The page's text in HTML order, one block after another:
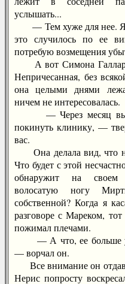
услышать...
— Тем хуже для нее. Я
это случилось по ее
потребую возмещения
А вот Симона Галлар
Непричесанная, без
она целыми днями
ничем не интересовалась.
— Через месяц вы
покинуть клинику, —
вас.
Она делала вид, что
Что будет с этой
обнаружит на своем
волосатую ногу
собственной? Когда я
разговоре с Мареком,
пожимал плечами.
— А что, ее больше
— ворчал он.
Все внимание он
Нерис попросту